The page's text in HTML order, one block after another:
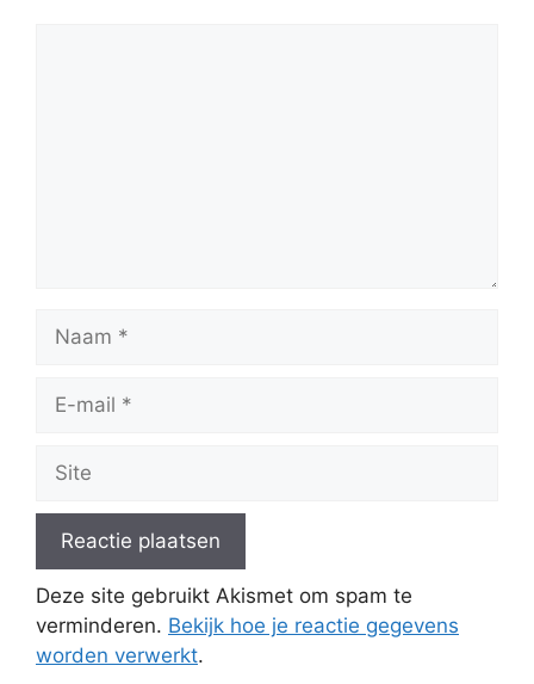
mail
Deze site gebruikt Akismet om spam te
verminderen. Bekijk hoe je reactie gegevens
worden verwerkt.